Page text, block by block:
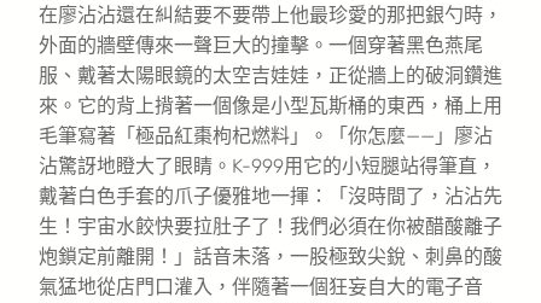
在廖沾沾還在糾結要不要帶上他最珍愛的那把銀勺時，
外面的牆壁傳來一聲巨大的撞擊。一個穿著黑色燕尾
服、戴著太陽眼鏡的太空吉娃娃，正從牆上的破洞鑽進
來。它的背上揹著一個像是小型瓦斯桶的東西，桶上用
毛筆寫著「極品紅棗枸杞燃料」。「你怎麼——」廖沾
沾驚訝地瞪大了眼睛。K-999用它的小短腿站得筆直，
戴著白色手套的爪子優雅地一揮：「沒時間了，沾沾先
生！宇宙水餃快要拉肚子了！我們必須在你被醋酸離子
炮鎖定前離開！」話音未落，一股極致尖銳、刺鼻的酸
氣猛地從店門口灌入，伴隨著一個狂妄自大的電子音